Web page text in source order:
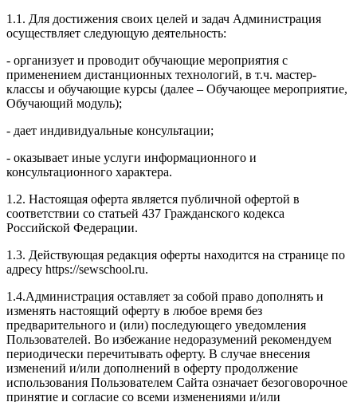
1.1. Для достижения своих целей и задач Администрация
осуществляет следующую деятельность:
- организует и проводит обучающие мероприятия с
применением дистанционных технологий, в т.ч. мастер-
классы и обучающие курсы (далее – Обучающее мероприятие,
Обучающий модуль);
- дает индивидуальные консультации;
- оказывает иные услуги информационного и
консультационного характера.
1.2. Настоящая оферта является публичной офертой в
соответствии со статьей 437 Гражданского кодекса
Российской Федерации.
1.3. Действующая редакция оферты находится на странице по
адресу https://sewschool.ru.
1.4.Администрация оставляет за собой право дополнять и
изменять настоящий оферту в любое время без
предварительного и (или) последующего уведомления
Пользователей. Во избежание недоразумений рекомендуем
периодически перечитывать оферту. В случае внесения
изменений и/или дополнений в оферту продолжение
использования Пользователем Сайта означает безоговорочное
принятие и согласие со всеми изменениями и/или